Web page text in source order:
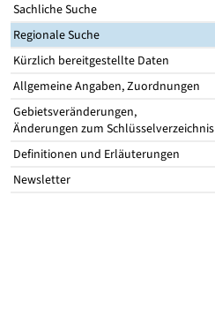
Sachliche Suche
Regionale Suche
Kürzlich bereitgestellte Daten
Allgemeine Angaben, Zuordnungen
Gebietsveränderungen,
Änderungen zum Schlüsselverzeichnis
Definitionen und Erläuterungen
Newsletter